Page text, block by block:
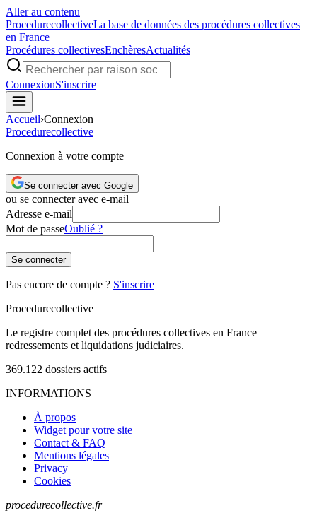
Aller au contenu
ProcedurecollectiveLa base de données des procédures collectives
en France
Procédures collectivesEnchèresActualités
ConnexionS'inscrire
Accueil›Connexion
Procedurecollective
Connexion à votre compte
Se connecter avec Google
ou se connecter avec e-mail
Adresse e-mail
Mot de passeOublié ?
Se connecter
Pas encore de compte ? S'inscrire
Procedurecollective
Le registre complet des procédures collectives en France —
redressements et liquidations judiciaires.
369.122 dossiers actifs
INFORMATIONS
À propos
Widget pour votre site
Contact & FAQ
Mentions légales
Privacy
Cookies
procedurecollective.fr